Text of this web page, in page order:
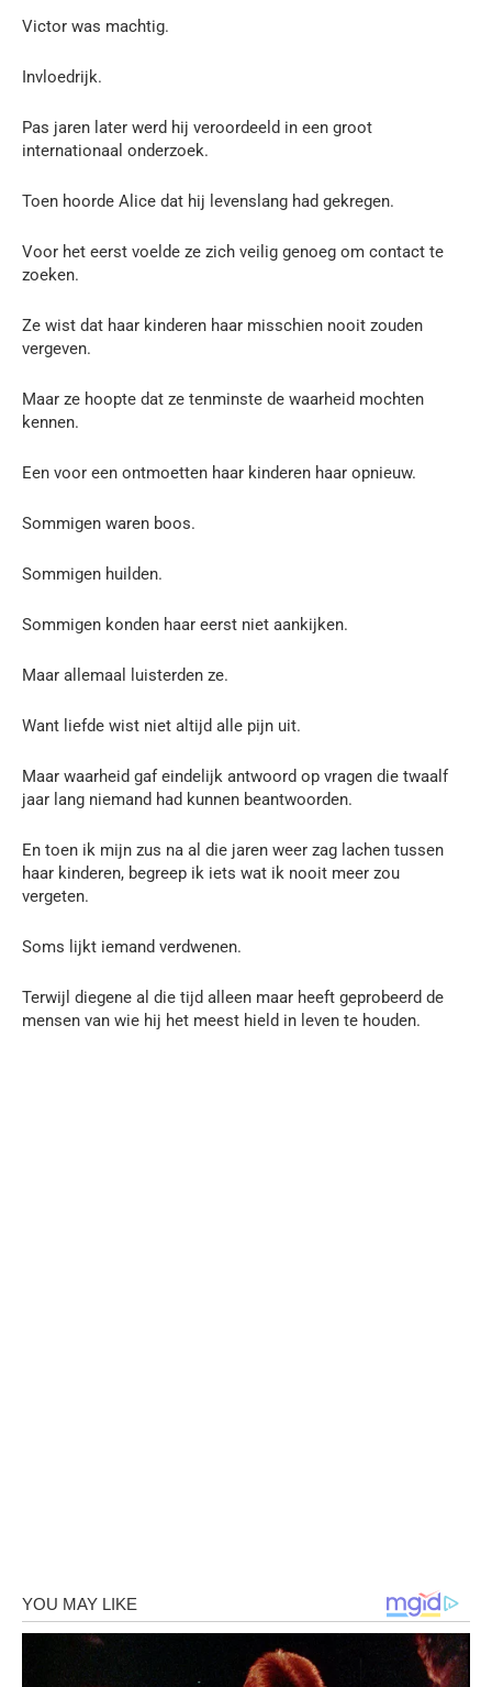
Victor was machtig.
Invloedrijk.
Pas jaren later werd hij veroordeeld in een groot
internationaal onderzoek.
Toen hoorde Alice dat hij levenslang had gekregen.
Voor het eerst voelde ze zich veilig genoeg om contact te
zoeken.
Ze wist dat haar kinderen haar misschien nooit zouden
vergeven.
Maar ze hoopte dat ze tenminste de waarheid mochten
kennen.
Een voor een ontmoetten haar kinderen haar opnieuw.
Sommigen waren boos.
Sommigen huilden.
Sommigen konden haar eerst niet aankijken.
Maar allemaal luisterden ze.
Want liefde wist niet altijd alle pijn uit.
Maar waarheid gaf eindelijk antwoord op vragen die twaalf
jaar lang niemand had kunnen beantwoorden.
En toen ik mijn zus na al die jaren weer zag lachen tussen
haar kinderen, begreep ik iets wat ik nooit meer zou
vergeten.
Soms lijkt iemand verdwenen.
Terwijl diegene al die tijd alleen maar heeft geprobeerd de
mensen van wie hij het meest hield in leven te houden.